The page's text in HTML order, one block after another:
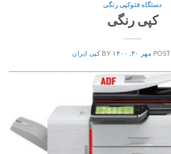
دستگاه فتوکپی رنگی
کپی رنگی
مهر ۳۰, ۱۴۰۰ کپی ایران